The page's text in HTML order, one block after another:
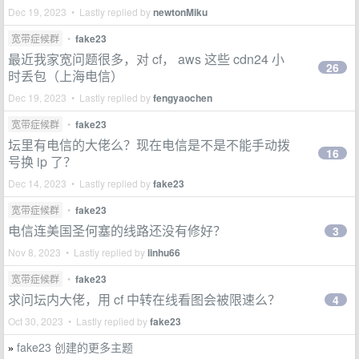
Dec 19, 2023 • Lastly replied bynewtonMiku
宽带症候群 • fake23
最近我家宽问题很多，对 cf， aws 这些 cdn24 小
时丢包（上海电信）
Dec 19, 2023 • Lastly replied byfengyaochen
26
宽带症候群 • fake23
坛里有电信的大佬么？现在电信是不是不能手动拨
号换 ip 了？
Dec 14, 2023 • Lastly replied byfake23
16
宽带症候群 • fake23
电信连美国圣何塞的线路还没有修好？
Nov 8, 2023 • Lastly replied bylinhu66
3
宽带症候群 • fake23
求问坛内大佬，用 cf 中转在线看图会被限速么？
Oct 30, 2023 • Lastly replied byfake23
4
» fake23 创建的更多主题